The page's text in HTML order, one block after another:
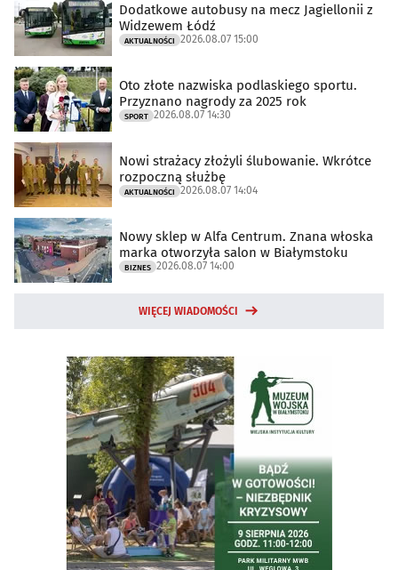
Dodatkowe autobusy na mecz Jagiellonii z
Widzewem Łódź
AKTUALNOŚCI 2026.08.07 15:00
Oto złote nazwiska podlaskiego sportu.
Przyznano nagrody za 2025 rok
SPORT 2026.08.07 14:30
Nowi strażacy złożyli ślubowanie. Wkrótce
rozpoczną służbę
AKTUALNOŚCI 2026.08.07 14:04
Nowy sklep w Alfa Centrum. Znana włoska
marka otworzyła salon w Białymstoku
BIZNES 2026.08.07 14:00
WIĘCEJ WIADOMOŚCI